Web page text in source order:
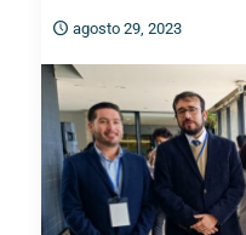
agosto 29, 2023